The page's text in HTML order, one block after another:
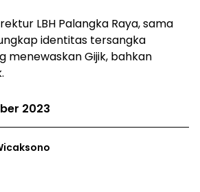
LBH Palangka Raya, sama
identitas tersangka
menewaskan Gijik, bahkan
2023